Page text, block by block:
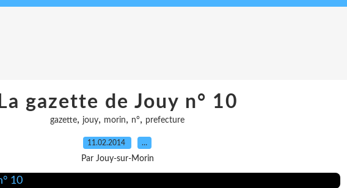
La gazette de Jouy n° 10
gazette, jouy, morin, n°, prefecture
11.02.2014 …
Par Jouy-sur-Morin